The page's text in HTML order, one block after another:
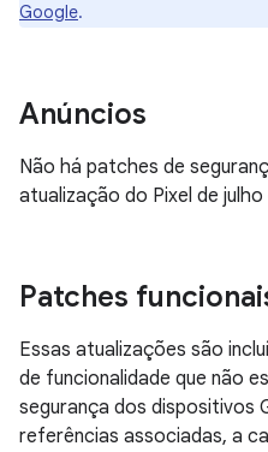
Google.
Anúncios
Não há patches de
atualização do Pixel de julho
Patches
Essas atualizações são
de funcionalidade que não
segurança dos dispositivos
referências associadas, a